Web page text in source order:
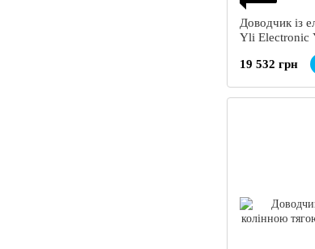
Доводчик із
Yli Electronic
200SW(PUSH)
19 532 грн